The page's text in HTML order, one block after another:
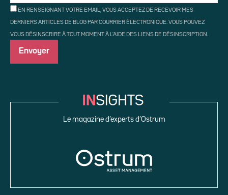
EN RENSEIGNANT VOTRE EMAIL, VOUS ACCEPTEZ DE RECEVOIR MES
DERNIERS ARTICLES DE BLOG PAR COURRIER ÉLECTRONIQUE. VOUS POUVEZ
VOUS DÉSINSCRIRE À TOUT MOMENT À L'AIDE DES LIENS DE DÉSINSCRIPTION.
Le magazine d’experts d’Ostrum